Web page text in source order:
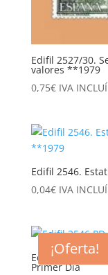
Edifil 2527/30.
valores **1979
0,75€ IVA
Edifil 2546.
0,04€ IVA
¡Oferta!
Edifil 2546 PD.
Primer Día